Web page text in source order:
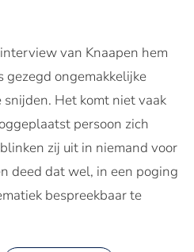
van Knaapen hem
gezegd ongemakkelijke
Het komt niet vaak
persoon zich
zij uit in niemand voor
deed dat wel, in een poging
bespreekbaar te